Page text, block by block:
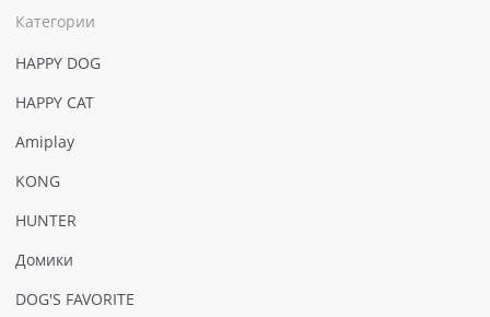
Категории
HAPPY DOG
HAPPY CAT
Amiplay
KONG
HUNTER
Домики
DOG'S FAVORITE